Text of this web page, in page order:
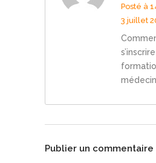
Posté à
3 juillet
Publier un commentaire